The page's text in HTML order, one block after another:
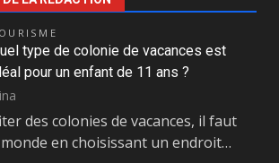
type de colonie de vacances est
pour un enfant de 11 ans ?
des colonies de vacances, il faut
en choisissant un endroit…